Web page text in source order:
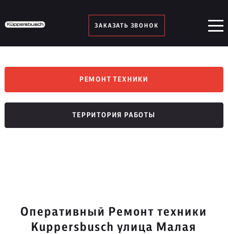
ЗАКАЗАТЬ ЗВОНОК
РЕМОНТ ТЕХНИКИ
ТЕРРИТОРИЯ РАБОТЫ
Оперативный Ремонт техники
Kuppersbusch улица Малая